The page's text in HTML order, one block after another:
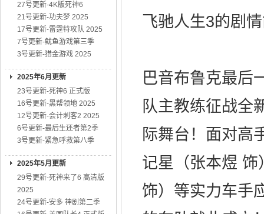
27号更新-4K版死神6
21号更新-功夫梦 2025
17号更新-雷霆特攻队 2025
7号更新-鱿鱼游戏第三季
3号更新-猎金游戏 2025
2025年6月更新
23号更新-死神6 正式版
16号更新-黑帮领地 2025
12号更新-会计刺客2 2025
6号更新-最后生还者第2季
3号更新-紧急呼救第八季
2025年5月更新
29号更新-死神来了6 高清版
2025
24号更新-安多 神剧第二季
飞驰人生3的剧情
巴音布鲁克最后
队主教练征战全
际舞台！面对高
记星（张本煜
饰）等实力车手